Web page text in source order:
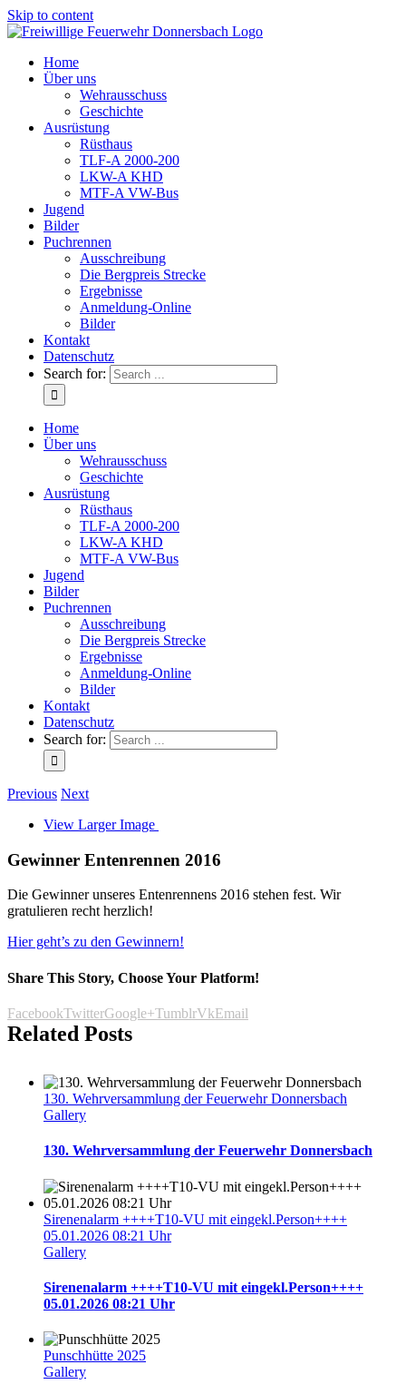
Skip to content
Home
Über uns
Wehrausschuss
Geschichte
Ausrüstung
Rüsthaus
TLF-A 2000-200
LKW-A KHD
MTF-A VW-Bus
Jugend
Bilder
Puchrennen
Ausschreibung
Die Bergpreis Strecke
Ergebnisse
Anmeldung-Online
Bilder
Kontakt
Datenschutz
Search for:
Home
Über uns
Wehrausschuss
Geschichte
Ausrüstung
Rüsthaus
TLF-A 2000-200
LKW-A KHD
MTF-A VW-Bus
Jugend
Bilder
Puchrennen
Ausschreibung
Die Bergpreis Strecke
Ergebnisse
Anmeldung-Online
Bilder
Kontakt
Datenschutz
Search for:
Previous Next
View Larger Image
Gewinner Entenrennen 2016
Die Gewinner unseres Entenrennens 2016 stehen fest. Wir
gratulieren recht herzlich!
Hier geht’s zu den Gewinnern!
Share This Story, Choose Your Platform!
FacebookTwitterGoogle+TumblrVkEmail
Related Posts
130. Wehrversammlung der Feuerwehr Donnersbach
Gallery
130. Wehrversammlung der Feuerwehr Donnersbach
Sirenenalarm ++++T10-VU mit eingekl.Person++++
05.01.2026 08:21 Uhr
Gallery
Sirenenalarm ++++T10-VU mit eingekl.Person++++
05.01.2026 08:21 Uhr
Punschhütte 2025
Gallery